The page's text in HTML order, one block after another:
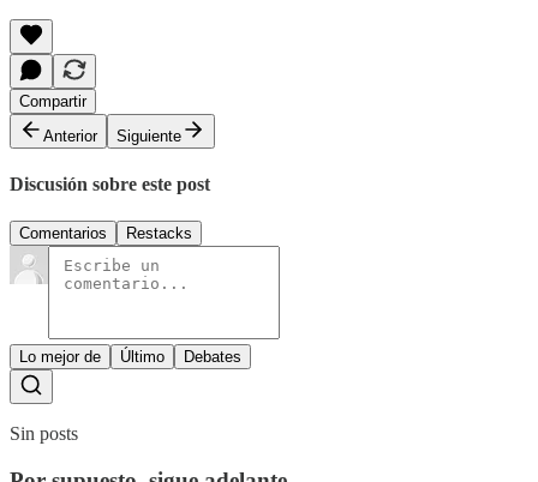
Compartir
Anterior
Siguiente
Discusión sobre este post
Comentarios Restacks
Lo mejor de Último Debates
Sin posts